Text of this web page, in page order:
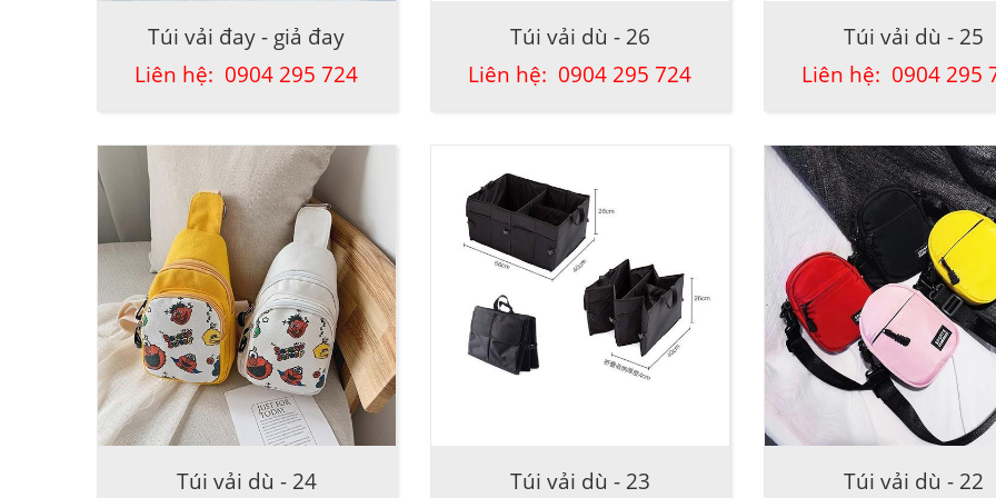
Túi vải đay - giả đay
Liên hệ: 0904 295 724
Túi vải dù - 26
Liên hệ: 0904 295 724
Túi vải dù - 25
Liên hệ: 0904 295
Túi vải dù - 24 Túi vải dù - 23 Túi vải dù - 22